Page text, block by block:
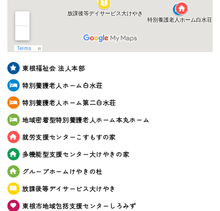
東根福祉会 法人本部
特別養護老人ホーム白水荘
特別養護老人ホーム第二白水荘
地域密着型特別養護老人ホーム本丸ホーム
就労支援センターこすもすの家
多機能型支援センター大けやきの家
グループホームけやきの杜
放課後等デイサービス大けやき
東根市地域包括支援センターしろみず